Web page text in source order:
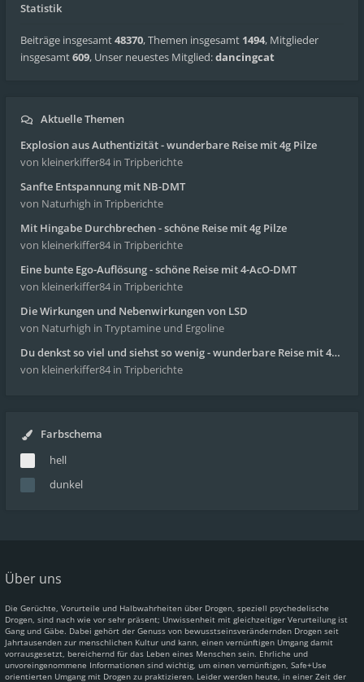
Statistik
Beiträge insgesamt48370,Themen insgesamt 1494, Mitglieder
insgesamt609, Unser neuestes Mitglied:dancingcat
Aktuelle Themen
Explosion aus Authentizität - wunderbare Reise mit 4g Pilze
von kleinerkiffer84 in Tripberichte
Sanfte Entspannung mit NB-DMT
von Naturhigh in Tripberichte
Mit Hingabe Durchbrechen - schöne Reise mit 4g Pilze
von kleinerkiffer84 in Tripberichte
Eine bunte Ego-Auflösung - schöne Reise mit 4-AcO-DMT
von kleinerkiffer84 in Tripberichte
Die Wirkungen und Nebenwirkungen von LSD
von Naturhigh in Tryptamine und Ergoline
Du denkst so viel und siehst so wenig - wunderbare Reise mit 4g Pilze
von kleinerkiffer84 in Tripberichte
Farbschema
hell
dunkel
Über uns
Die Gerüchte, Vorurteile und Halbwahrheiten über Drogen, speziell psychedelische
Drogen, sind nach wie vor sehr präsent; Unwissenheit mit gleichzeitiger Verurteilung ist
Gang und Gäbe. Dabei gehört der Genuss von bewusstseinsverändernden Drogen seit
Jahrtausenden zur menschlichen Kultur und kann, einen vernünftigen Umgang damit
vorrausgesetzt, bereichernd für das Leben eines Menschen sein. Ehrliche und
unvoreingenommene Informationen sind wichtig, um einen vernünftigen, Safe+Use
orientierten Umgang mit Drogen zu praktizieren. Leider werden heute, in einer Zeit der